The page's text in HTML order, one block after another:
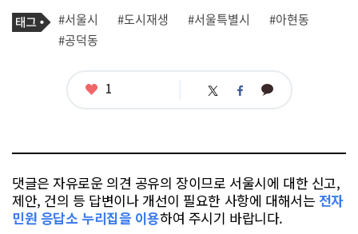
기
사
관
련
태
그
#서울시 #도시재생 #서울특별시
#아현동
#공덕동
좋
1 트 페 카
댓글은 자유로운 의견 공유의 장이므로 서울시에 대한 신고,
제안, 건의 등 답변이나 개선이 필요한 사항에 대해서는 전자
민원 응답소 누리집을 이용하여 주시기 바랍니다.